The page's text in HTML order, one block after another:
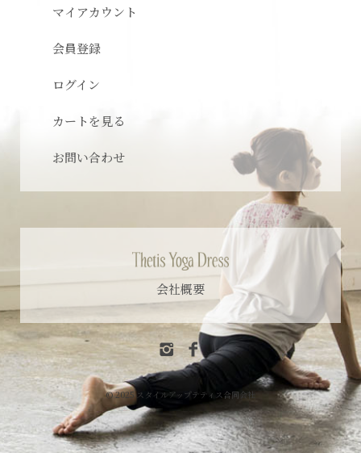
マイアカウント
会員登録
ログイン
カートを見る
お問い合わせ
会社概要
© 2025 スタイルアップテティス合同会社